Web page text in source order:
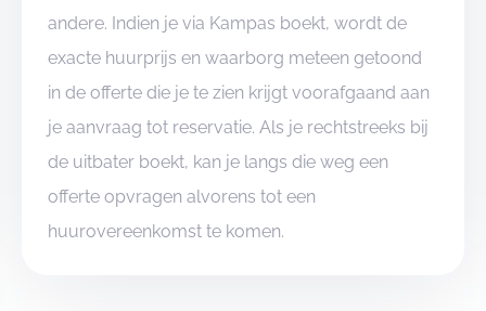
andere. Indien je via Kampas boekt, wordt de
exacte huurprijs en waarborg meteen getoond
in de offerte die je te zien krijgt voorafgaand aan
je aanvraag tot reservatie. Als je rechtstreeks bij
de uitbater boekt, kan je langs die weg een
offerte opvragen alvorens tot een
huurovereenkomst te komen.